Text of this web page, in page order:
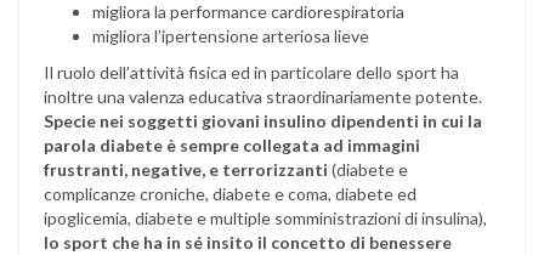
migliora la performance cardiorespiratoria
migliora l’ipertensione arteriosa lieve
Il ruolo dell’attività fisica ed in particolare dello sport ha
inoltre una valenza educativa straordinariamente potente.
Specie nei soggetti giovani insulino dipendenti in cui la
parola diabete è sempre collegata ad immagini
frustranti, negative, e terrorizzanti (diabete e
complicanze croniche, diabete e coma, diabete ed
ipoglicemia, diabete e multiple somministrazioni di insulina),
lo sport che ha in sé insito il concetto di benessere